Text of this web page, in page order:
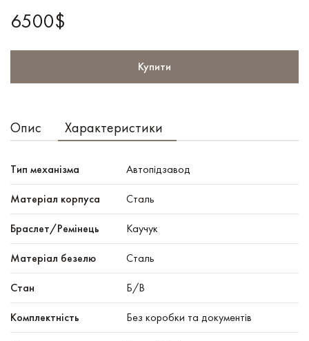
6500$
Купити
Опис Характеристики
Тип механізма Автопідзавод
Mатеріал корпуса Сталь
Браслет/Ремінець Каучук
Матеріал безелю Сталь
Стан Б/В
Комплектність Без коробки та документів